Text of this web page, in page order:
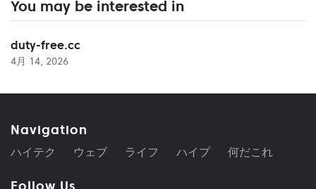
You may be interested in
duty-free.cc
4月 14, 2026
Navigation
ハイテク ウェブ ライフ ハイプ 何だこれ
Follow Us